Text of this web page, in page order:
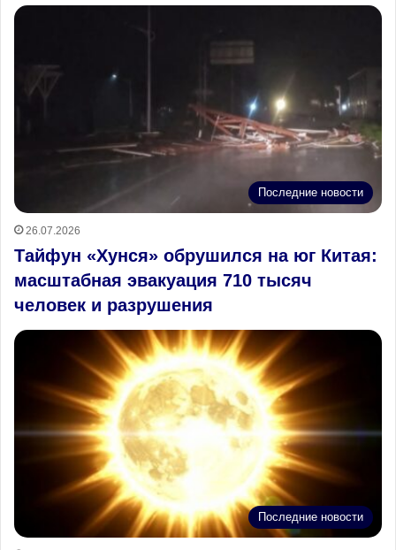
Последние новости
26.07.2026
Тайфун «Хунся» обрушился на юг Китая:
масштабная эвакуация 710 тысяч
человек и разрушения
Последние новости